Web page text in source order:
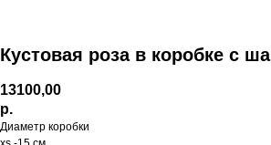
Кустовая роза в коробке с
13100,00
р.
Диаметр коробки